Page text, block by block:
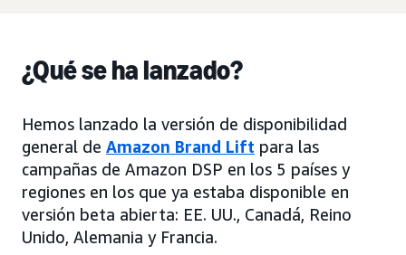
¿Qué se ha lanzado?
Hemos lanzado la versión de disponibilidad
general de Amazon Brand Lift para las
campañas de Amazon DSP en los 5 países y
regiones en los que ya estaba disponible en
versión beta abierta: EE. UU., Canadá, Reino
Unido, Alemania y Francia.